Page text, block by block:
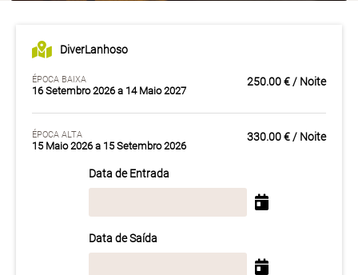
DiverLanhoso
ÉPOCA BAIXA
16 Setembro 2026 a 14 Maio 2027
250.00 € / Noite
ÉPOCA ALTA
15 Maio 2026 a 15 Setembro 2026
330.00 € / Noite
Data de Entrada
Data de Saída